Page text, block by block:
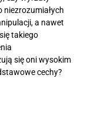
niezrozumiałych
a nawet
takiego
się oni wysokim
cechy?